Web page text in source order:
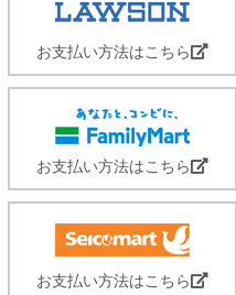
お支払い方法はこちら
お支払い方法はこちら
お支払い方法はこちら